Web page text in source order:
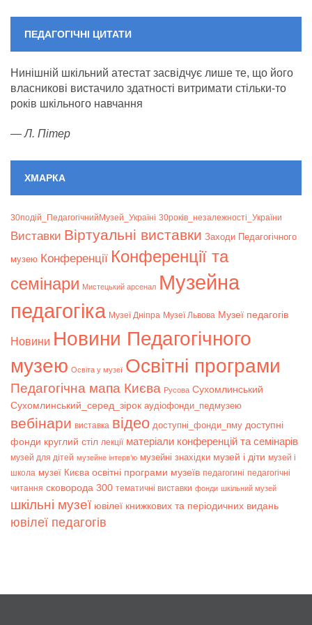
ПЕДАГОГІЧНІ ЦИТАТИ
Нинішній шкільний атестат засвідчує лише те, що його
власникові вистачило здатності витримати стільки-то
років шкільного навчання
—Л. Пітер
ХМАРКА
30подій_ПедагогічнийМузей_Україні 30років_незалежності_України
Bиставки Віртуальні виставки Заходи Педагогічного
музею Конференції Конференції та
семінари Мистецький арсенал Музейна
педагогіка Музеї Дніпра Музеї Львова Музеї педагогів
Новини Новини Педагогічного
музею Освіта у музеї Освітні програми
Педагогічна мапа Києва Русова Сухомлинський
Сухомлинський_серед_зірок аудіофонди_педмузею
вебінари виставка відео доступні_фонди_пму доступні
фонди круглий стіл лекції матеріали конференцій та семінарів
музей для дітей музейне інтерв’ю музейні знахідки музей і діти музей і
школа музеї Києва освітні програми музеїв педагогині педагогічні
читання сковорода 300 тематичні виставки фонди шкільний музей
шкільні музеї ювілеї книжкових та періодичних видань
ювілеї педагогів